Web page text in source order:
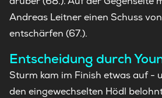
Andreas Leitner einen Schuss
entschärfen (67.).
Entscheidung durch
Sturm kam im Finish etwas auf -
den eingewechselten Hödl